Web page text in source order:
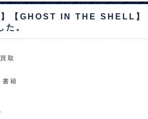
【GHOST IN THE SHELL】
た。
取
籍